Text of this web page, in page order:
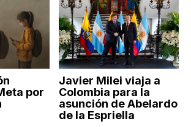
por
Javier Milei viaja a
Colombia para la
asunción de Abelardo
de la Espriella